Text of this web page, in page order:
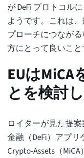
が DeFi プロトコル
ようです。これは
プローチにつなが
方にとって良いこと
EUはMiCA
とを検討
ロイターが見た提
金融（DeFi）アプリ
Crypto-Assets（